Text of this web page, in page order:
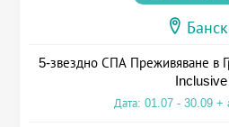
5-звездно СПА Преживяване в
Inclusive
Дата: 01.07 - 30.09